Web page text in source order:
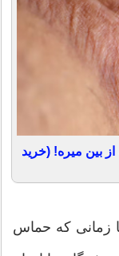
بخیه با این روش در 3 هفته از بین میره! (خرید
زمانی که حماس